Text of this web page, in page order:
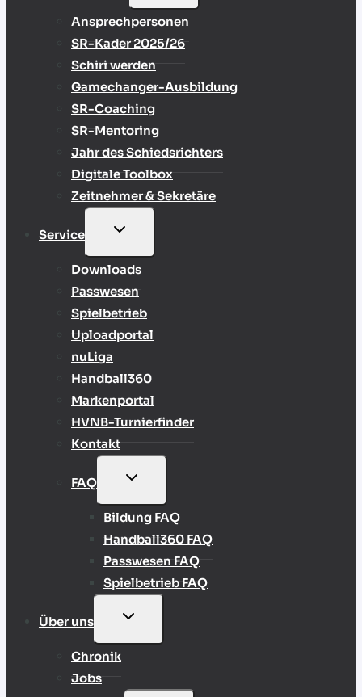
Ansprechpersonen
SR-Kader 2025/26
Schiri werden
Gamechanger-Ausbildung
SR-Coaching
SR-Mentoring
Jahr des Schiedsrichters
Digitale Toolbox
Zeitnehmer & Sekretäre
Service
UNTERMENÜ
Downloads
Passwesen
Spielbetrieb
Uploadportal
nuLiga
Handball360
Markenportal
HVNB-Turnierfinder
Kontakt
FAQ
UNTERMENÜ
Bildung FAQ
Handball360 FAQ
Passwesen FAQ
Spielbetrieb FAQ
Über uns
UNTERMENÜ
Chronik
Jobs